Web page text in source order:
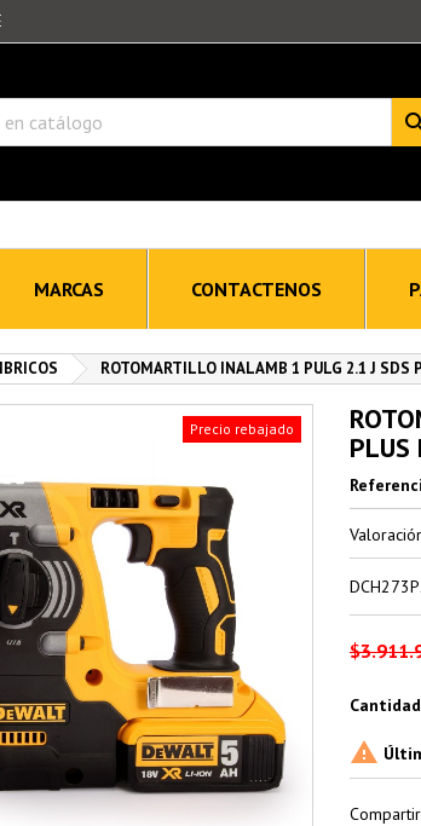
MARCAS CONTACTENOS
ROTOMARTILLO INALAMB 1 PULG 2.1 J SDS
Precio rebajado
PLUS
Cantidad

Compartir